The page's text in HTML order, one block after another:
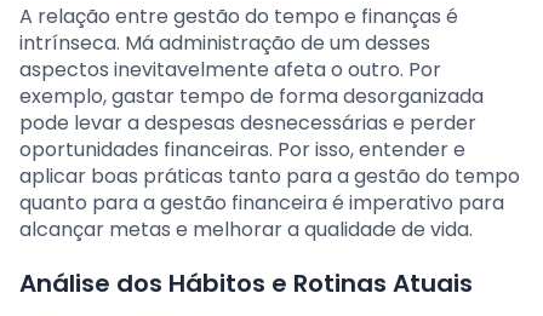
A relação entre gestão do tempo e finanças é
intrínseca. Má administração de um desses
aspectos inevitavelmente afeta o outro. Por
exemplo, gastar tempo de forma desorganizada
pode levar a despesas desnecessárias e perder
oportunidades financeiras. Por isso, entender e
aplicar boas práticas tanto para a gestão do tempo
quanto para a gestão financeira é imperativo para
alcançar metas e melhorar a qualidade de vida.
Análise dos Hábitos e Rotinas Atuais